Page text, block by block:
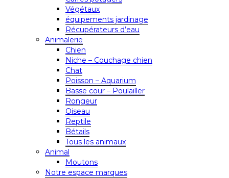
Végétaux
équipements jardinage
Récupérateurs d’eau
Animalerie
Chien
Niche – Couchage chien
Chat
Poisson – Aquarium
Basse cour – Poulailler
Rongeur
Oiseau
Reptile
Bétails
Tous les animaux
Animal
Moutons
Notre espace marques